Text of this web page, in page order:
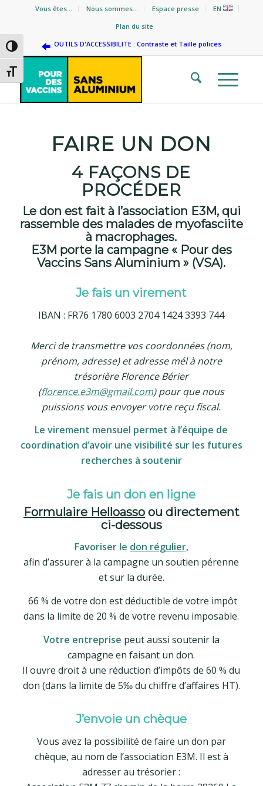
Passer en contraste élevé
Changer la taille de la police
Vous êtes… Nous sommes… Espace presse
EN
Plan du site
OUTILS D'ACCESSIBILITE : Contraste et Taille polices
FAIRE UN DON
4 FAÇONS DE
PROCÉDER
Le don est fait à l’association E3M, qui
rassemble des malades de myofasciite
à macrophages.
E3M porte la campagne « Pour des
Vaccins Sans Aluminium » (VSA).
Je fais un virement
IBAN : FR76 1780 6003 2704 1424 3393 744
Merci de transmettre vos coordonnées (nom,
prénom, adresse) et adresse mél à notre
trésorière Florence Bérier
(florence.e3m@gmail.com) pour que nous
puissions vous envoyer votre reçu fiscal.
Le virement mensuel permet à l’équipe de
coordination d’avoir une visibilité sur les futures
recherches à soutenir
Je fais un don en ligne
Formulaire Helloassoou directement
ci-dessous
Favoriser le don régulier,
afin d’assurer à la campagne un soutien pérenne
et sur la durée.
66 % de votre don est déductible de votre impôt
dans la limite de 20 % de votre revenu imposable.
Votre entreprise peut aussi soutenir la
campagne en faisant un don.
Il ouvre droit à une réduction d’impôts de 60 % du
don (dans la limite de 5‰ du chiffre d’affaires HT).
J’envoie un chèque
Vous avez la possibilité de faire un don par
chèque, au nom de l’association E3M. Il est à
adresser au trésorier :